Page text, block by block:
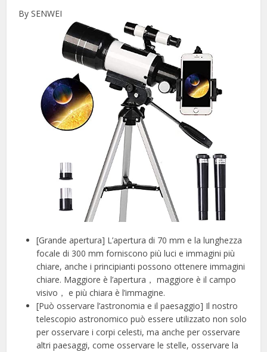
By SENWEI
[Grande apertura] L’apertura di 70 mm e la lunghezza
focale di 300 mm forniscono più luci e immagini più
chiare, anche i principianti possono ottenere immagini
chiare. Maggiore è l’apertura， maggiore è il campo
visivo， e più chiara è l’immagine.
[Può osservare l’astronomia e il paesaggio] Il nostro
telescopio astronomico può essere utilizzato non solo
per osservare i corpi celesti, ma anche per osservare
altri paesaggi, come osservare le stelle, osservare la